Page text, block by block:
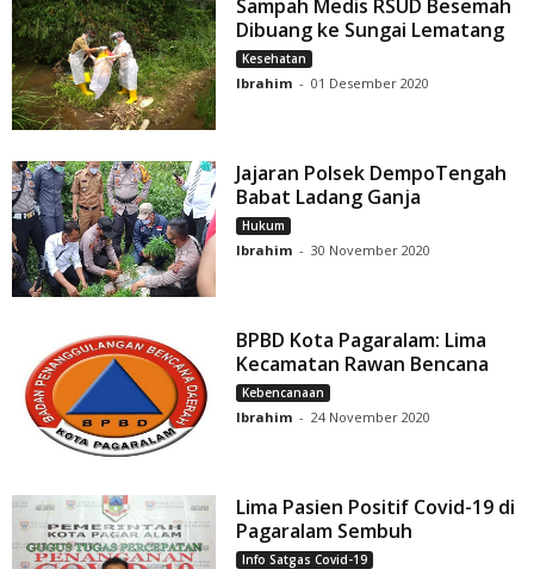
Sampah Medis RSUD Besemah
Dibuang ke Sungai Lematang
Kesehatan
Ibrahim - 01 Desember 2020
Jajaran Polsek DempoTengah
Babat Ladang Ganja
Hukum
Ibrahim - 30 November 2020
BPBD Kota Pagaralam: Lima
Kecamatan Rawan Bencana
Kebencanaan
Ibrahim - 24 November 2020
Lima Pasien Positif Covid-19 di
Pagaralam Sembuh
Info Satgas Covid-19